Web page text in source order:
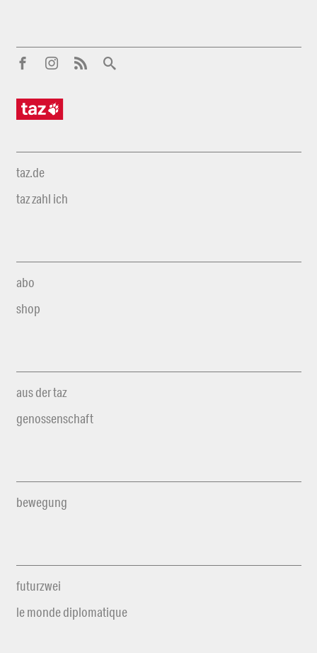
taz.de
taz zahl ich
abo
shop
aus der taz
genossenschaft
bewegung
futurzwei
le monde diplomatique